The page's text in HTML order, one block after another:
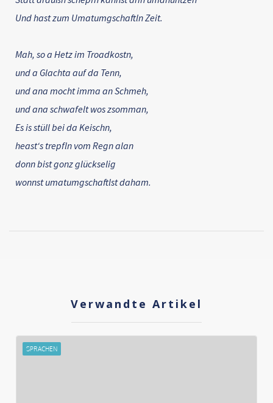
Und hast zum Umatumgschaftln Zeit.
Mah, so a Hetz im Troadkostn,
und a Glachta auf da Tenn,
und ana mocht imma an Schmeh,
und ana schwafelt wos zsomman,
Es is stüll bei da Keischn,
heast‘s trepfln vom Regn alan
donn bist gonz glückselig
wonnst umatumgschaftlst daham.
Verwandte Artikel
SPRACHEN